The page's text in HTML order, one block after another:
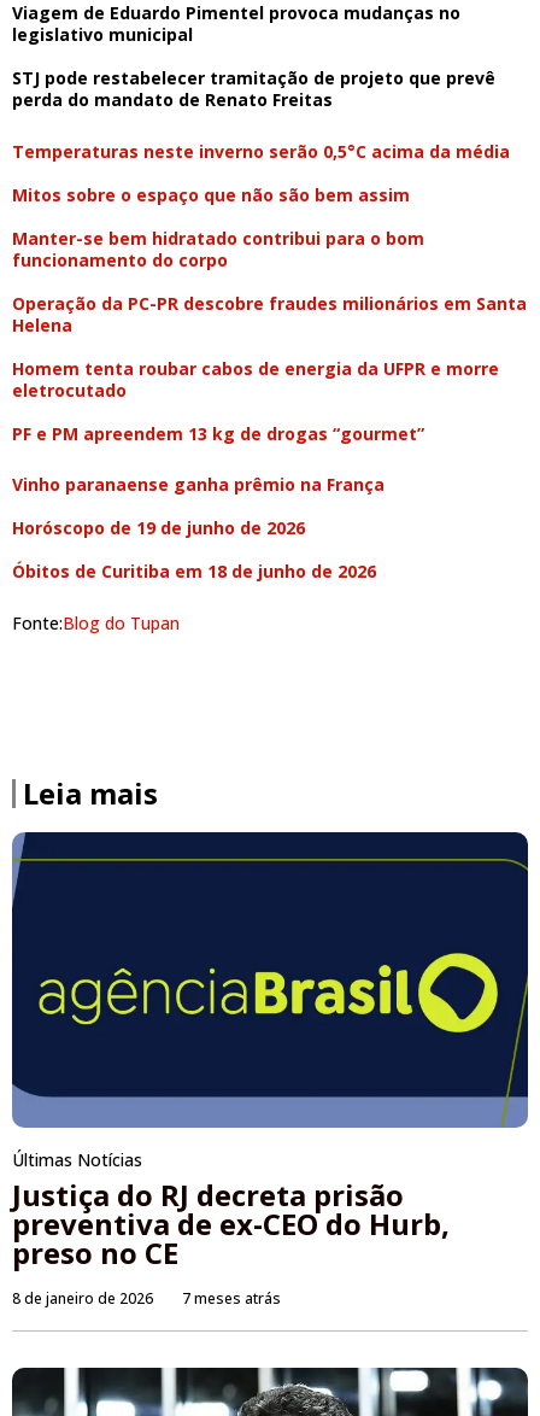
Viagem de Eduardo Pimentel provoca mudanças no
legislativo municipal
STJ pode restabelecer tramitação de projeto que prevê
perda do mandato de Renato Freitas
Temperaturas neste inverno serão 0,5°C acima da média
Mitos sobre o espaço que não são bem assim
Manter-se bem hidratado contribui para o bom
funcionamento do corpo
Operação da PC-PR descobre fraudes milionários em Santa
Helena
Homem tenta roubar cabos de energia da UFPR e morre
eletrocutado
PF e PM apreendem 13 kg de drogas “gourmet”
Vinho paranaense ganha prêmio na França
Horóscopo de 19 de junho de 2026
Óbitos de Curitiba em 18 de junho de 2026
Fonte:Blog do Tupan
Leia mais
Últimas Notícias
Justiça do RJ decreta prisão
preventiva de ex-CEO do Hurb,
preso no CE
8 de janeiro de 2026 7 meses atrás